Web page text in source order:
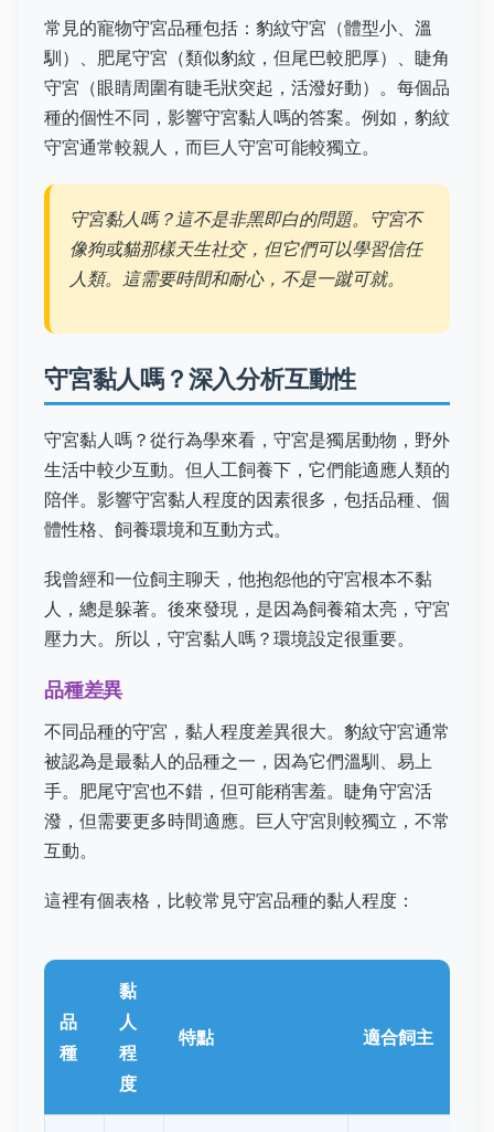
常見的寵物守宮品種包括：豹紋守宮（體型小、溫
馴）、肥尾守宮（類似豹紋，但尾巴較肥厚）、睫角
守宮（眼睛周圍有睫毛狀突起，活潑好動）。每個品
種的個性不同，影響守宮黏人嗎的答案。例如，豹紋
守宮通常較親人，而巨人守宮可能較獨立。
守宮黏人嗎？這不是非黑即白的問題。守宮不
像狗或貓那樣天生社交，但它們可以學習信任
人類。這需要時間和耐心，不是一蹴可就。
守宮黏人嗎？深入分析互動性
守宮黏人嗎？從行為學來看，守宮是獨居動物，野外
生活中較少互動。但人工飼養下，它們能適應人類的
陪伴。影響守宮黏人程度的因素很多，包括品種、個
體性格、飼養環境和互動方式。
我曾經和一位飼主聊天，他抱怨他的守宮根本不黏
人，總是躲著。後來發現，是因為飼養箱太亮，守宮
壓力大。所以，守宮黏人嗎？環境設定很重要。
品種差異
不同品種的守宮，黏人程度差異很大。豹紋守宮通常
被認為是最黏人的品種之一，因為它們溫馴、易上
手。肥尾守宮也不錯，但可能稍害羞。睫角守宮活
潑，但需要更多時間適應。巨人守宮則較獨立，不常
互動。
這裡有個表格，比較常見守宮品種的黏人程度：
品
種
黏
人
程
度
特點 適合飼主